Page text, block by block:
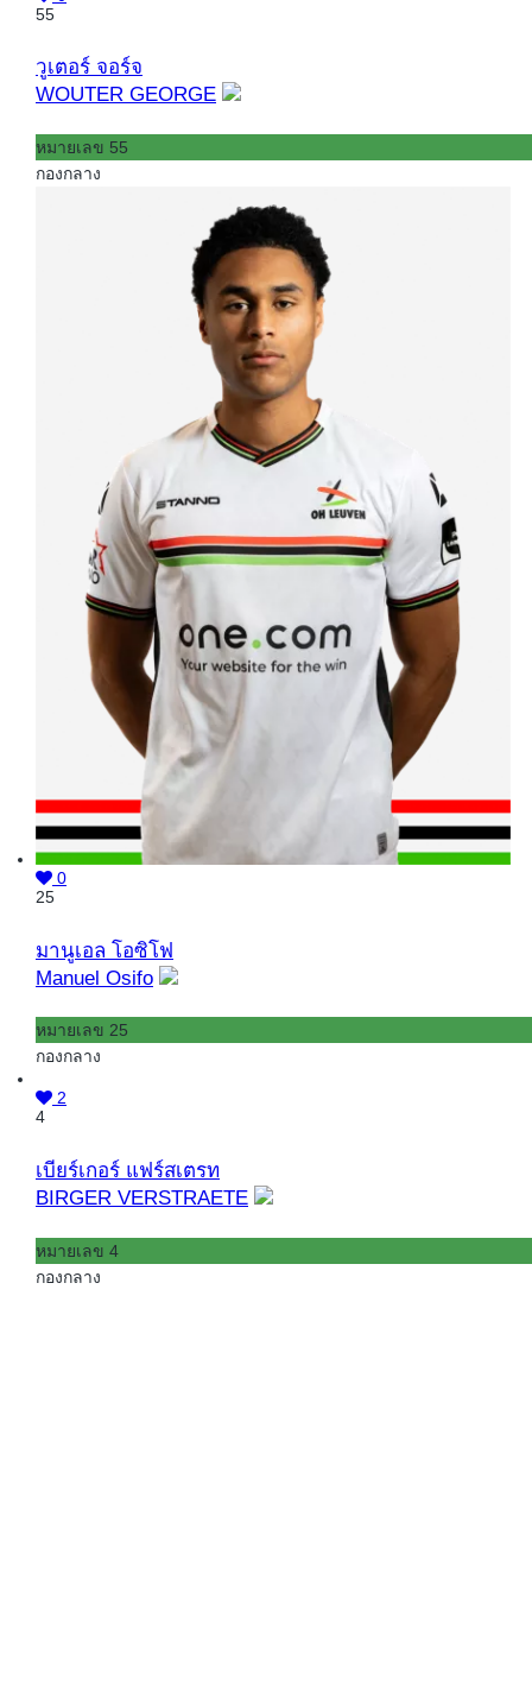
55
วูเตอร์ จอร์จ
WOUTER GEORGE
หมายเลข 55
กองกลาง
0
25
มานูเอล โอซิโฟ
Manuel Osifo
หมายเลข 25
กองกลาง
2
4
เบียร์เกอร์ แฟร์สเตรท
BIRGER VERSTRAETE
หมายเลข 4
กองกลาง